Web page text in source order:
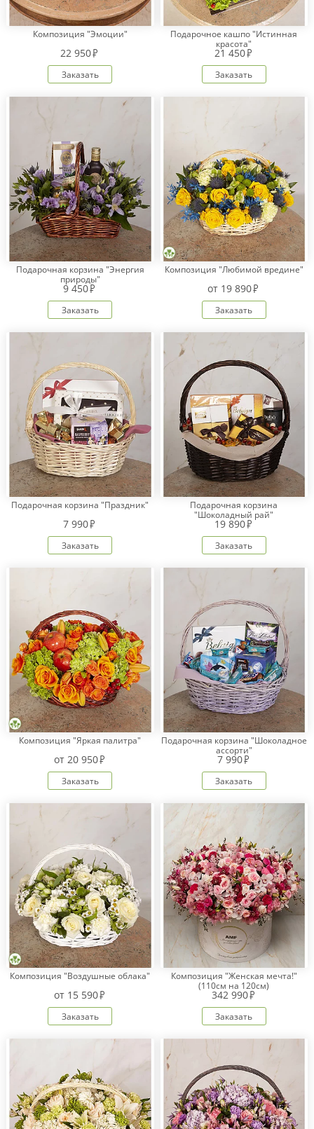
Условия
Бонусная
Корпоративным
клиентам
Обратная
связь
О
компании
Change
language
Композиция "Эмоции"
22 950
Заказать
Подарочное кашпо "Истинная
красота"
21 450
Заказать
Подарочная корзина "Энергия
природы"
9 450
Заказать
Композиция "Любимой вредине"
от 19 890
Заказать
Подарочная корзина "Праздник"
7 990
Заказать
Подарочная корзина
"Шоколадный рай"
19 890
Заказать
Композиция "Яркая палитра"
от 20 950
Заказать
Подарочная корзина "Шоколадное
ассорти"
7 990
Заказать
Композиция "Воздушные облака"
от 15 590
Заказать
Композиция "Женская мечта!"
(110см на 120см)
342 990
Заказать